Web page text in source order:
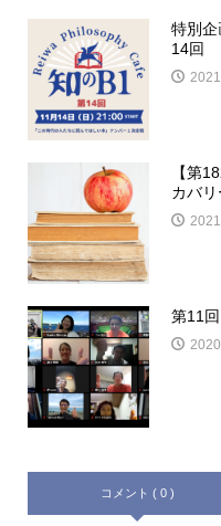
特別
14回
【第
カバリ
第11
コメント ( 0 )